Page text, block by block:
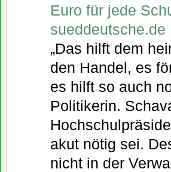
Euro für jede
sueddeutsche.de
„Das hilft dem
den Handel, es
es hilft so auch
Politikerin.
akut nötig sei.
nicht in der